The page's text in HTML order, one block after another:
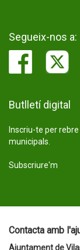
Segueix-nos a:
Butlletí digital
Inscriu-te per
municipals.
Subscriure'm
Contacta amb
Ajuntament de